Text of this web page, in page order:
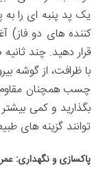
یک پد پنبه ای را
کننده های دو فاز)
قرار دهید. چند
با ظرافت، از گوشه
چسب همچنان مقاوم
بگذارید و کمی
توانند گزینه های
پاکسازی و نگهداری: